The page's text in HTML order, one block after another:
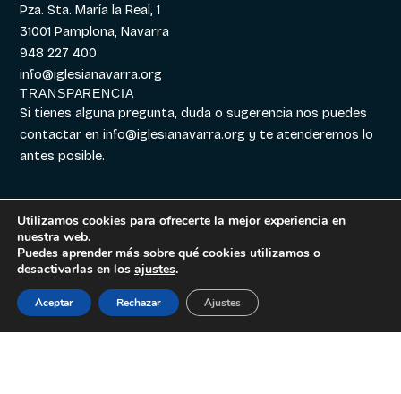
Pza. Sta. María la Real, 1
31001 Pamplona, Navarra
948 227 400
info@iglesianavarra.org
TRANSPARENCIA
Si tienes alguna pregunta, duda o sugerencia nos puedes
contactar eninfo@iglesianavarra.org y te atenderemos lo
antes posible.
Aviso legal|
Cookies|Política de
Utilizamos cookies para ofrecerte la mejor experiencia en
nuestra web.
Puedes aprender más sobre qué cookies utilizamos o
desactivarlas en los ajustes.
Aceptar Rechazar Ajustes